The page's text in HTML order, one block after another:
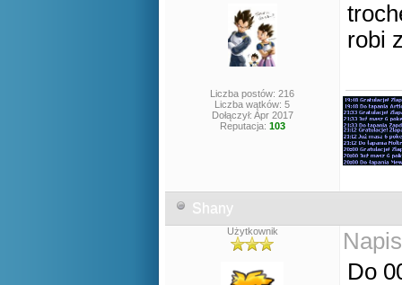
Liczba postów: 216
Liczba wątków: 5
Dołączył: Apr 2017
Reputacja: 103
robi
Shany
Użytkownik
Do